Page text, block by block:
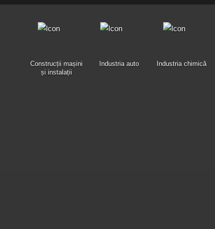
Construcții mașini
și instalații
Industria auto Industria chimică